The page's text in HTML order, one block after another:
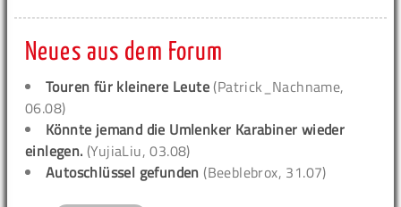
Neues aus dem Forum
Touren für kleinere Leute (Patrick_Nachname,
06.08)
Könnte jemand die Umlenker Karabiner wieder
einlegen. (YujiaLiu, 03.08)
Autoschlüssel gefunden (Beeblebrox, 31.07)